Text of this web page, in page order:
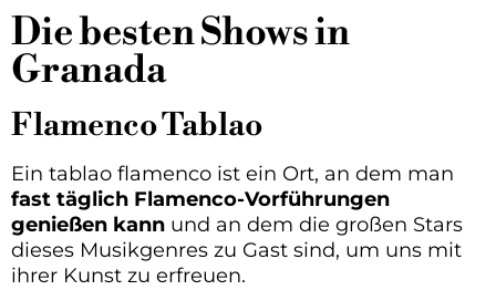
Die besten Shows in
Granada
Flamenco Tablao
Ein tablao flamenco ist ein Ort, an dem man
fast täglich Flamenco-Vorführungen
genießen kann und an dem die großen Stars
dieses Musikgenres zu Gast sind, um uns mit
ihrer Kunst zu erfreuen.